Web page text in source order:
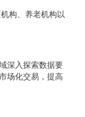
构、养老机构以
深入探索数据要
场化交易，提高